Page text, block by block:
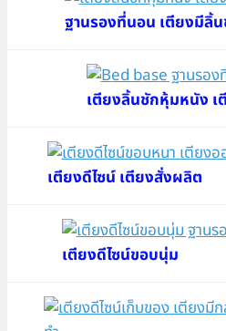
ฐานรองที่นอน เตียงมีลิ้
เตียงลิ้นชักหุ้มหนัง เ
เตียงดีไซน์ เตียงสั่งผลิต
เตียงดีไซน์ขอบนุ่ม